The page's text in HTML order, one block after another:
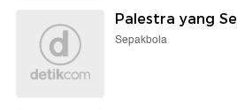
Palestra yang
Sepakbola